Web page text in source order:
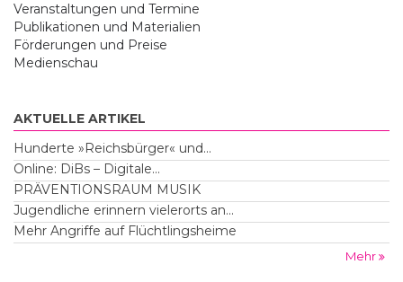
Veranstaltungen und Termine
Publikationen und Materialien
Förderungen und Preise
Medienschau
AKTUELLE ARTIKEL
Hunderte »Reichsbürger« und...
Online: DiBs – Digitale...
PRÄVENTIONSRAUM MUSIK
Jugendliche erinnern vielerorts an...
Mehr Angriffe auf Flüchtlingsheime
Mehr